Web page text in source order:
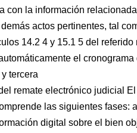
con la información
actos pertinentes, tal
14.2 4 y 15.1 5 del
el
tercera
remate electrónico judicial
las siguientes fases:
digital sobre el bien